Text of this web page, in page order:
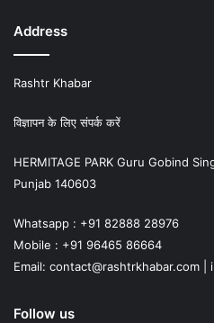
Address
Rashtr Khabar
विज्ञापन के लिए संपर्क करें
HERMITAGE PARK Guru Gobind
Punjab 140603
Whatsapp : +91 82888 28976
Mobile : +91 96465 86664
Email: contact@rashtrkhabar.com |
Follow us